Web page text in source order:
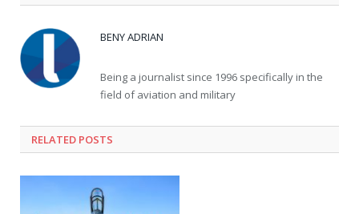
BENY ADRIAN
Being a journalist since 1996 specifically in the
field of aviation and military
RELATED POSTS